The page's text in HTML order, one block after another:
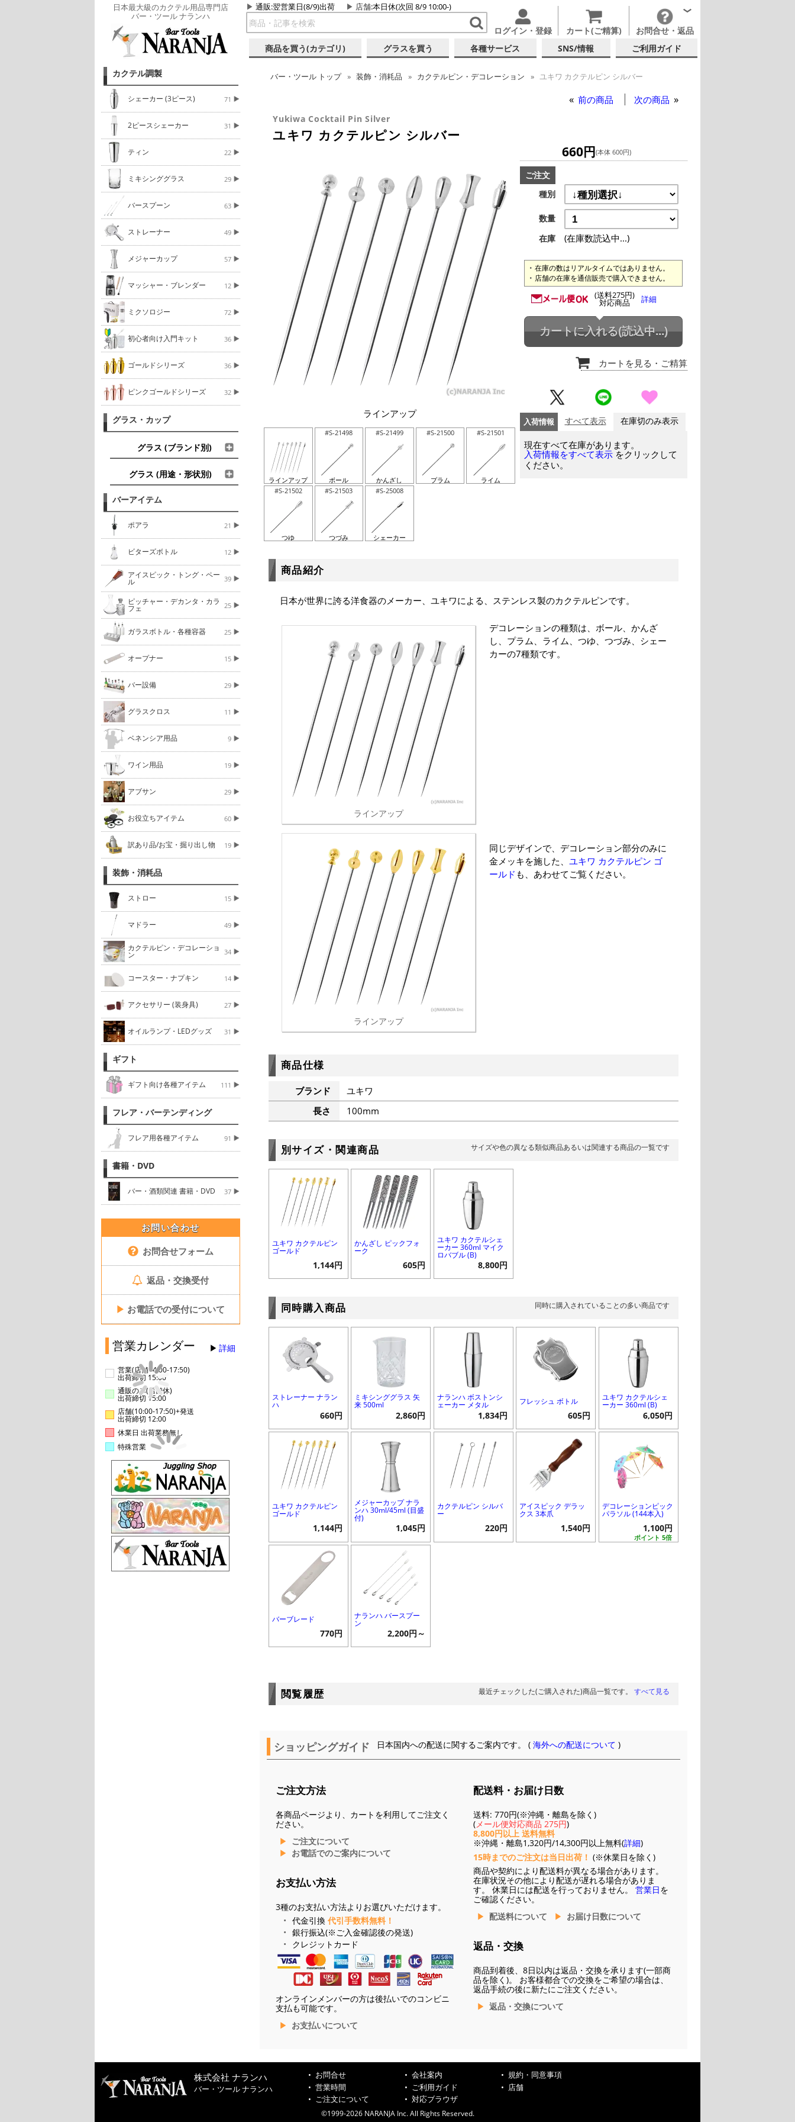
日本最大級のカクテル用品専門店
バー・ツール ナランハ
通販:翌営業日(8/9)出荷 店舗:本日休(次回 8/9 10:00-)
ログイン・登録 カート(ご精算) お問合せ・返品
商品を買う(カテゴリ) グラスを買う 各種サービス SNS/情報 ご利用ガイド
カクテル調製
シェーカー (3ピース) 71
2ピースシェーカー 31
ティン 22
ミキシンググラス 29
バースプーン 63
ストレーナー 49
メジャーカップ 57
マッシャー・ブレンダー 12
ミクソロジー 72
初心者向け入門キット 36
ゴールドシリーズ 36
ピンクゴールドシリーズ 32
グラス・カップ
グラス (ブランド別)
グラス (用途・形状別)
バーアイテム
ポアラ 21
ビターズボトル 12
アイスピック・トング・ペー
ル 39
ピッチャー・デカンタ・カラ
フェ 25
ガラスボトル・各種容器 25
オープナー 15
バー設備 29
グラスクロス 11
ベネンシア用品 9
ワイン用品 19
アブサン 29
お役立ちアイテム 60
訳あり品/お宝・掘り出し物 19
装飾・消耗品
ストロー 15
マドラー 49
カクテルピン・デコレーショ
ン 34
コースター・ナプキン 14
アクセサリー (装身具) 27
オイルランプ・LEDグッズ 31
ギフト
ギフト向け各種アイテム 111
フレア・バーテンディング
フレア用各種アイテム 91
書籍・DVD
バー・酒類関連 書籍・DVD 37
お問い合わせ
お問合せフォーム
返品・交換受付
▶ お電話での受付について
営業カレンダー 詳細
営業(店舗14:00-17:50)
出荷締切 15:00
通販のみ(店舗休)
出荷締切 15:00
店舗(10:00-17:50)+発送
出荷締切 12:00
休業日 出荷業務無し
特殊営業
バー・ツール トップ 装飾・消耗品 カクテルピン・デコレーション ユキワ カクテルピン シルバー
前の商品 次の商品
Yukiwa Cocktail Pin Silver
ユキワ カクテルピン シルバー
ラインアップ
ラインアップ
#S-21498
ボール
#S-21499
かんざし
#S-21500
プラム
#S-21501
ライム
#S-21502
つゆ
#S-21503
つづみ
#S-25008
シェーカー
660円(本体 600円)
ご注文
種別
数量
在庫
(在庫数読込中...)
在庫の数はリアルタイムではありません。
店舗の在庫を通信販売で購入できません。
(送料275円)
対応商品 詳細
カートに入れる(読込中...)
カートを見る ・ご精算
入荷情報 すべて表示 在庫切のみ表示
現在すべて在庫があります。
入荷情報をすべて表示 をクリックして
ください。
商品紹介
日本が世界に誇る洋食器のメーカー、ユキワによる、ステンレス製のカクテルピンです。
ラインアップ
デコレーションの種類は、ボール、かんざ
し、プラム、ライム、つゆ、つづみ、シェー
カーの7種類です。
ラインアップ
同じデザインで、デコレーション部分のみに
金メッキを施した、 ユキワ カクテルピン ゴ
ールド も、あわせてご覧ください。
商品仕様
ブランド
ユキワ
長さ
100mm
別サイズ・関連商品 サイズや色の異なる類似商品あるいは関連する商品の一覧です
ユキワ カクテルピン
ゴールド
1,144円
かんざし ピックフォ
ーク
605円
ユキワ カクテルシェ
ーカー 360ml マイク
ロバブル (B)
8,800円
同時購入商品 同時に購入されていることの多い商品です
ストレーナー ナラン
ハ
660円
ミキシンググラス 矢
来 500ml
2,860円
ナランハ ボストンシ
ェーカー メタル
1,834円
フレッシュ ボトル
605円
ユキワ カクテルシェ
ーカー 360ml (B)
6,050円
ユキワ カクテルピン
ゴールド
1,144円
メジャーカップ ナラ
ンハ 30ml/45ml (目盛
付)
1,045円
カクテルピン シルバ
ー
220円
アイスピック デラッ
クス 3本爪
1,540円
デコレーションピック
パラソル (144本入)
ポイント 5倍
1,100円
バーブレード
770円
ナランハ バースプー
ン
2,200円～
閲覧履歴 最近チェックした(ご購入された)商品一覧です。 すべて見る
ショッピングガイド 日本国内への配送に関するご案内です。 (海外への配送について )
ご注文方法
各商品ページより、カートを利用してご注文く
ださい。
ご注文について
お電話でのご案内について
お支払い方法
3種のお支払い方法よりお選びいただけます。
代金引換 代引手数料無料！
銀行振込(※ご入金確認後の発送)
クレジットカード
オンラインメンバーの方は後払いでのコンビニ
支払も可能です。
お支払いについて
配送料・お届け日数
送料: 770円(※沖縄・離島を除く)
(メール便対応商品 275円)
8,800円以上 送料無料
※沖縄・離島1,320円/14,300円以上無料(詳細)
15時までのご注文は当日出荷！ (※休業日を除く)
商品や契約により配送料が異なる場合があります。
在庫状況その他により配送が遅れる場合がありま
す。 休業日には配送を行っておりません。 営業日を
ご確認ください。
配送料について
お届け日数について
返品・交換
商品到着後、8日以内は返品・交換を承ります(一部商
品を除く)。 お客様都合での交換をご希望の場合は、
返品手続の後に新たにご注文ください。
返品・交換について
株式会社 ナランハ
バー・ツール ナランハ
お問合せ 会社案内
規約・同意事項
営業時間
ご利用ガイド
店舗
ご注文について
対応ブラウザ
©1999-2026 NARANJA Inc. All Rights Reserved.